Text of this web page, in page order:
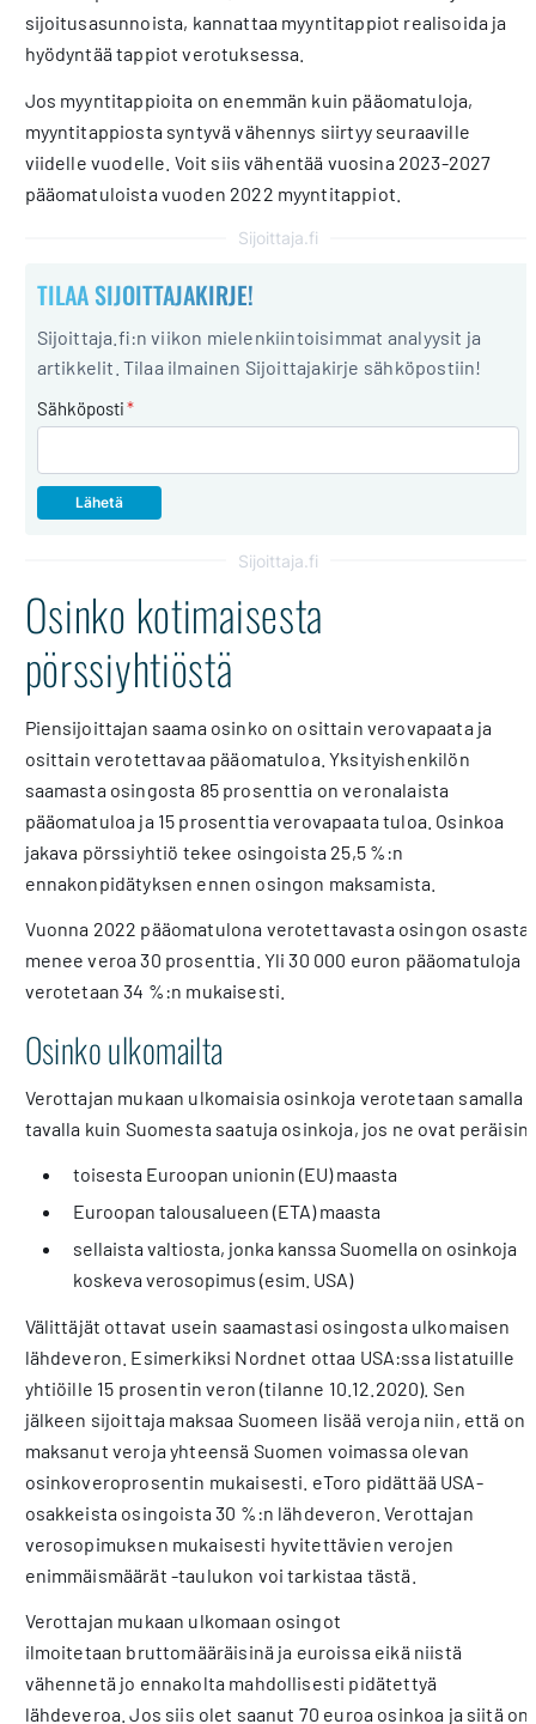
sijoitusasunnoista, kannattaa myyntitappiot realisoida ja
hyödyntää tappiot verotuksessa.
Jos myyntitappioita on enemmän kuin pääomatuloja,
myyntitappiosta syntyvä vähennys siirtyy seuraaville
viidelle vuodelle. Voit siis vähentää vuosina 2023-2027
pääomatuloista vuoden 2022 myyntitappiot.
Sijoittaja.fi
TILAA SIJOITTAJAKIRJE!
Sijoittaja.fi:n viikon mielenkiintoisimmat analyysit ja
artikkelit. Tilaa ilmainen Sijoittajakirje sähköpostiin!
Sähköposti*
Sijoittaja.fi
Osinko kotimaisesta
pörssiyhtiöstä
Piensijoittajan saama osinko on osittain verovapaata ja
osittain verotettavaa pääomatuloa. Yksityishenkilön
saamasta osingosta 85 prosenttia on veronalaista
pääomatuloa ja 15 prosenttia verovapaata tuloa. Osinkoa
jakava pörssiyhtiö tekee osingoista 25,5 %:n
ennakonpidätyksen ennen osingon maksamista.
Vuonna 2022 pääomatulona verotettavasta osingon osasta
menee veroa 30 prosenttia. Yli 30 000 euron pääomatuloja
verotetaan 34 %:n mukaisesti.
Osinko ulkomailta
Verottajan mukaan ulkomaisia osinkoja verotetaan samalla
tavalla kuin Suomesta saatuja osinkoja, jos ne ovat peräisin
toisesta Euroopan unionin (EU) maasta
Euroopan talousalueen (ETA) maasta
sellaista valtiosta, jonka kanssa Suomella on osinkoja
koskeva verosopimus (esim. USA)
Välittäjät ottavat usein saamastasi osingosta ulkomaisen
lähdeveron. Esimerkiksi Nordnet ottaa USA:ssa listatuille
yhtiöille 15 prosentin veron (tilanne 10.12.2020). Sen
jälkeen sijoittaja maksaa Suomeen lisää veroja niin, että on
maksanut veroja yhteensä Suomen voimassa olevan
osinkoveroprosentin mukaisesti. eToro pidättää USA-
osakkeista osingoista 30 %:n lähdeveron. Verottajan
verosopimuksen mukaisesti hyvitettävien verojen
enimmäismäärät -taulukon voi tarkistaa tästä.
Verottajan mukaan ulkomaan osingot
ilmoitetaan bruttomääräisinä ja euroissa eikä niistä
vähennetä jo ennakolta mahdollisesti pidätettyä
lähdeveroa. Jos siis olet saanut 70 euroa osinkoa ja siitä on